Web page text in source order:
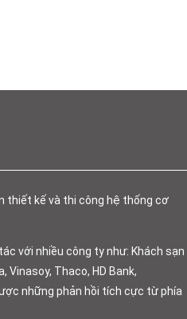
thiết kế và thi công hệ thống cơ
với nhiều công ty như: Khách sạn
Vinasoy, Thaco, HD Bank,
những phản hồi tích cực từ phía